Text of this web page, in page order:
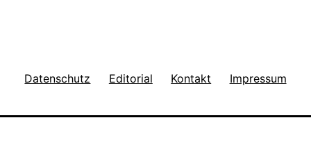
Datenschutz Editorial Kontakt Impressum